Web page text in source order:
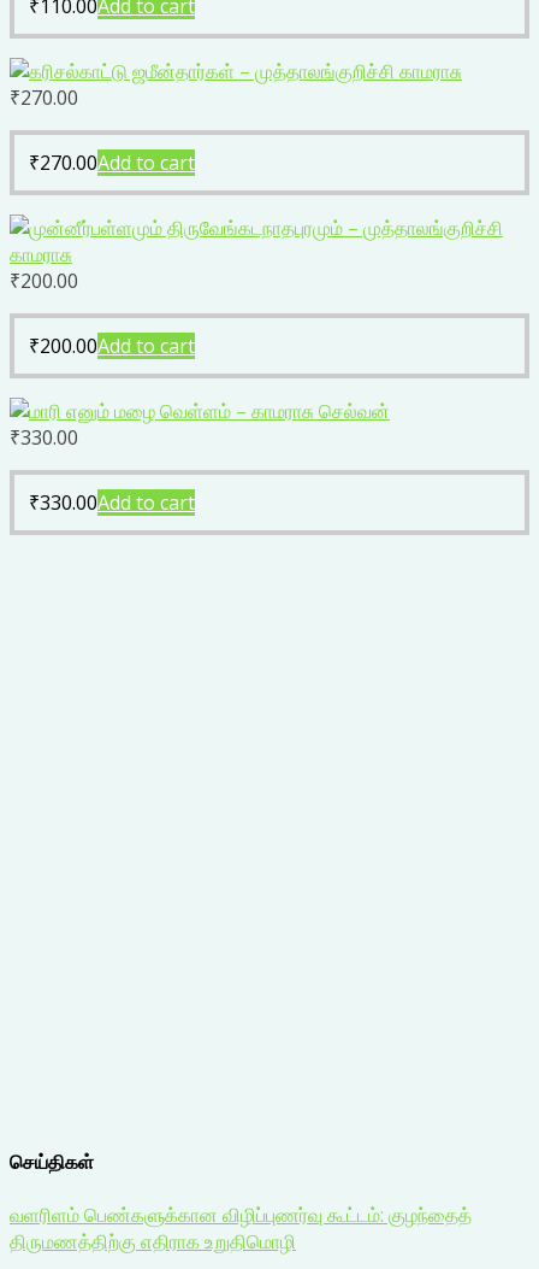
₹110.00Add to cart
₹270.00
₹270.00Add to cart
₹200.00
₹200.00Add to cart
₹330.00
₹330.00Add to cart
செய்திகள்
வளரிளம் பெண்களுக்கான விழிப்புணர்வு கூட்டம்: குழந்தைத்
திருமணத்திற்கு எதிராக உறுதிமொழி